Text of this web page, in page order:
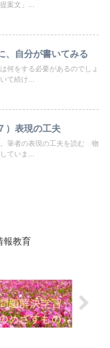
案文」...
、自分が書いてみる
何をする必要があるのでしょ
て続け...
）表現の工夫
筆者の表現の工夫を読む 物
ていま...
教育